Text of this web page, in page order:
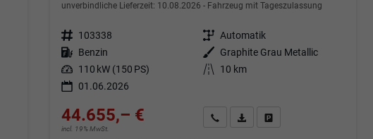
unverbindliche Lieferzeit: 10.08.2026 Fahrzeug mit Tageszulassung
Fahrzeugnr. 103338 Getriebe Automatik
Kraftstoff Benzin Außenfarbe
Graphite Grau Metallic
Leistung 110 kW (150 PS) Kilometerstand
10 km
01.06.2026
44.655,– €
incl. 19% MwSt.
Angebot anfordern
Fahrzeugexpose (PDF)
Fahrzeug parken